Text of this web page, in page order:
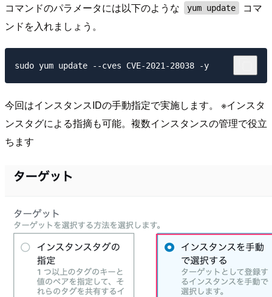
コマンドのパラメータには以下のような yum update
コマ
ンドを入れましょう。
今回はインスタンスIDの手動指定で実施します。 ※インスタ
ンスタグによる指摘も可能。複数インスタンスの管理で役立
ちます